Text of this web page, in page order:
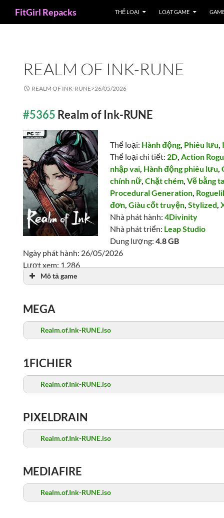
FitGirl Repacks THỂ LOẠI LOẠT GAME
REALM OF INK-RUNE
REALM OF INK-RUNE>26/05/2026
#5365 Realm of Ink-RUNE
Thể loại: Hành động, Phiêu lưu,
Thể loại chi tiết: 2D,Action
nhập vai, Hành động phiêu lưu,
chính nữ,Chặt chém,Vẽ bằng
Procedural Generation,
đơn,Giàu cốt truyện,Stylized,
Nhà phát hành:4Divinity
Nhà phát triển: Leap Studio
Dung lượng:4.8 GB
Ngày phát hành: 26/05/2026
Lượt xem: 1,286
Mô tả game
MEGA
Realm.of.Ink-RUNE.iso
1FICHIER
Realm.of.Ink-RUNE.iso
PIXELDRAIN
Realm.of.Ink-RUNE.iso
MEDIAFIRE
Realm.of.Ink-RUNE.iso